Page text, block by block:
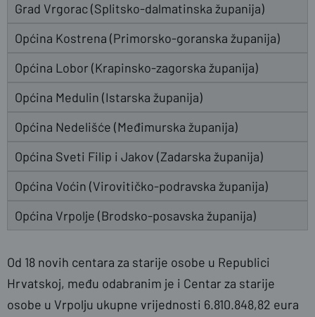
Grad Vrgorac (Splitsko-dalmatinska županija)
Općina Kostrena (Primorsko-goranska županija)
Općina Lobor (Krapinsko-zagorska županija)
Općina Medulin (Istarska županija)
Općina Nedelišće (Međimurska županija)
Općina Sveti Filip i Jakov (Zadarska županija)
Općina Voćin (Virovitičko-podravska županija)
Općina Vrpolje (Brodsko-posavska županija)
Od 18 novih centara za starije osobe u Republici
Hrvatskoj, među odabranim je i Centar za starije
osobe u Vrpolju ukupne vrijednosti 6.810.848,82 eura